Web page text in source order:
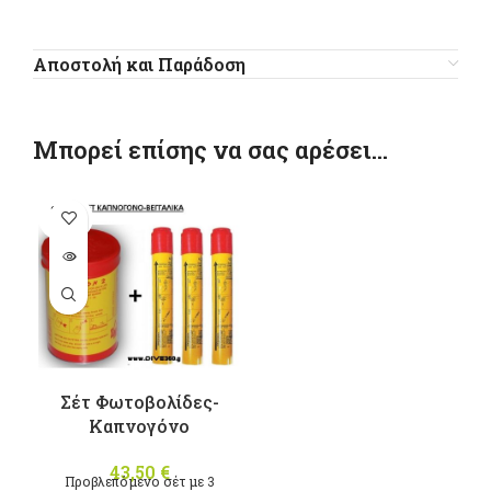
Αποστολή και Παράδοση
Μπορεί επίσης να σας αρέσει…
SOLD
OUT
Σέτ Φωτοβολίδες-
Καπνογόνο
43,50 €
Προβλεπόμενο σέτ με 3